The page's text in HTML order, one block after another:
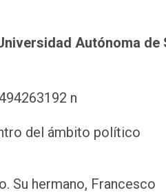
Autónoma de
del ámbito político
Su hermano, Francesco